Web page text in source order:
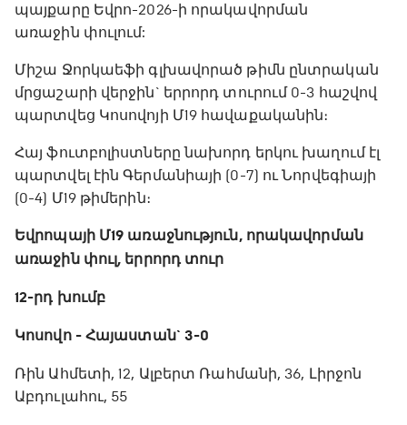
պայքարը Եվրո-2026-ի որակավորման
առաջին փուլում:
Միշա Ջորկաեֆի գլխավորած թիմն ընտրական
մրցաշարի վերջին` երրորդ տուրում 0-3 հաշվով
պարտվեց Կոսովոյի Մ19 հավաքականին։
Հայ ֆուտբոլիստները նախորդ երկու խաղում էլ
պարտվել էին Գերմանիայի (0-7) ու Նորվեգիայի
(0-4) Մ19 թիմերին։
Եվրոպայի Մ19 առաջնություն, որակավորման
առաջին փուլ, երրորդ տուր
12-րդ խումբ
Կոսովո - Հայաստան` 3-0
Ռին Ահմետի, 12, Ալբերտ Ռահմանի, 36, Լիրջոն
Աբդուլահու, 55